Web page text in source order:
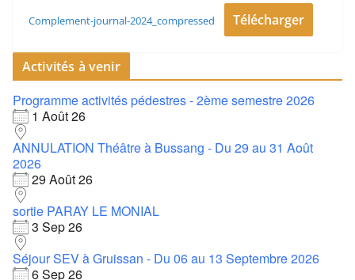
Complement-journal-2024_compressed Télécharger
Activités à venir
Programme activités pédestres - 2ème semestre 2026
1 Août 26
ANNULATION Théâtre à Bussang - Du 29 au 31 Août
2026
29 Août 26
sortie PARAY LE MONIAL
3 Sep 26
Séjour SEV à Gruissan - Du 06 au 13 Septembre 2026
6 Sep 26